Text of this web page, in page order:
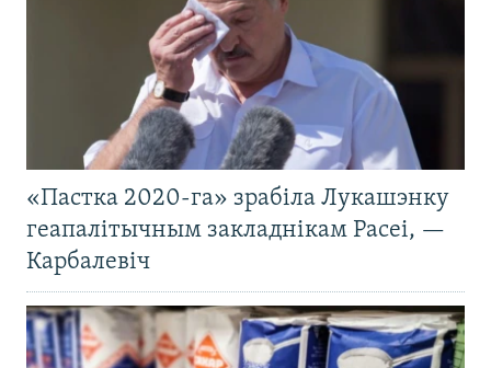
«Пастка 2020-га» зрабіла Лукашэнку
геапалітычным закладнікам Расеі, —
Карбалевіч